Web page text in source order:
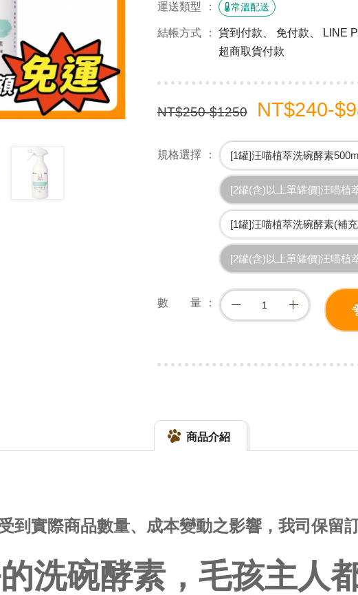
運送類型 常溫配送
結帳方式
貨到付款、 免付款、 LINE
超商取貨付款
NT$250-$1250 NT$240-
規格選擇 [1罐]汪喵植萃洗碗酵素
[2罐(含)以上單罐價]汪喵植
[1罐]汪喵植萃洗碗酵素(補
[2罐(含)以上單罐價]汪喵植
數 量
商品介紹
到實際商品數量、成本變動之影響，我司保留
洗碗酵素，毛孩主人